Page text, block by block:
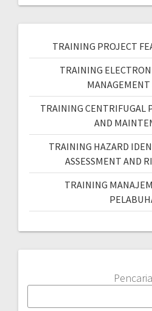
TRAINING PROJECT
TRAINING
MANAGEMENT
TRAINING CENTRIFUGAL
AND
TRAINING HAZARD
ASSESSMENT AND
TRAINING